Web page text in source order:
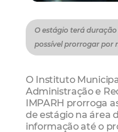
O estágio terá duração
possível prorrogar por
O Instituto
Administração e
IMPARH prorroga
de estágio na área
informação até o